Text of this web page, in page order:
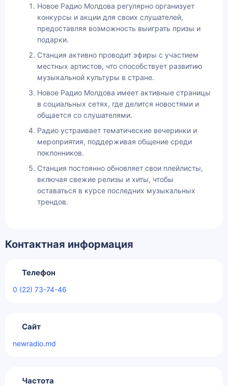
Новое Радио Молдова регулярно организует
конкурсы и акции для своих слушателей,
предоставляя возможность выиграть призы и
подарки.
Станция активно проводит эфиры с участием
местных артистов, что способствует развитию
музыкальной культуры в стране.
Новое Радио Молдова имеет активные страницы
в социальных сетях, где делится новостями и
общается со слушателями.
Радио устраивает тематические вечеринки и
мероприятия, поддерживая общение среди
поклонников.
Станция постоянно обновляет свои плейлисты,
включая свежие релизы и хиты, чтобы
оставаться в курсе последних музыкальных
трендов.
Контактная информация
Телефон
0 (22) 73-74-46
Сайт
newradio.md
Частота